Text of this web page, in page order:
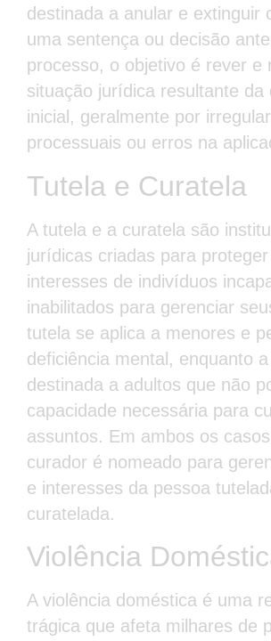
destinada a anular e extinguir
uma sentença ou decisão
processo, o objetivo é rever e
situação jurídica resultante da
inicial, geralmente por
processuais ou erros na
Tutela e Curatela
A tutela e a curatela são
jurídicas criadas para
interesses de indivíduos
inabilitados para gerenciar
tutela se aplica a menores e
deficiência mental, enquanto
destinada a adultos que não
capacidade necessária para
assuntos. Em ambos os
curador é nomeado para
e interesses da pessoa
curatelada.
Violência
A violência doméstica é uma
trágica que afeta milhares de